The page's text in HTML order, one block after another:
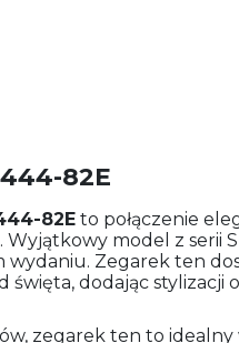
82E
82E to połączenie
model z serii
wydaniu. Zegarek ten
święta, dodając stylizacji
zegarek ten to